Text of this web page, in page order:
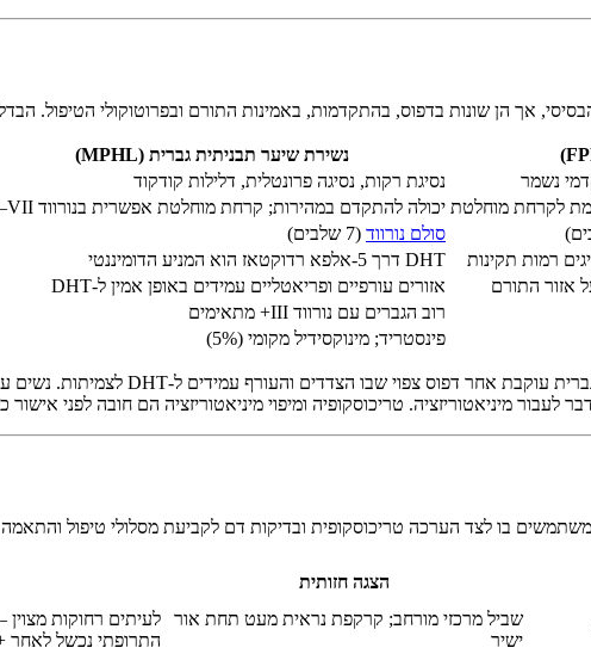
הבסיסי, אך הן שונות בדפוס, בהתקדמות, באמינות התורם ובפרוטוקולי הטיפול.
נשירת שיער תבניתית גברית (MPHL)
נשמר
נסיגת רקות, נסיגה פרונטלית, דלילות קודקוד
לקרחת מוחלטת יכולה להתקדם במהירות; קרחת מוחלטת אפשרית בנורווד VI–VII
סולם נורווד (7 שלבים)
רמות תקינות
DHT דרך 5-אלפא רדוקטאז הוא המניע הדומיננטי
אזור התורם
אזורים עורפיים ופריאטליים עמידים באופן אמין ל-DHT
רוב הגברים עם נורווד III+ מתאימים
פינסטריד; מינוקסידיל מקומי (5%)
מיניאטוריזציה. טריכוסקופיה ומיפוי מיניאטוריזציה הם חובה לפני אישור
הצגה חזותית
שביל מרכזי מורחב; קרקפת נראית מעט תחת אור
ישיר
לעיתים רחוקות
התרופתי נכשל לאחר +12